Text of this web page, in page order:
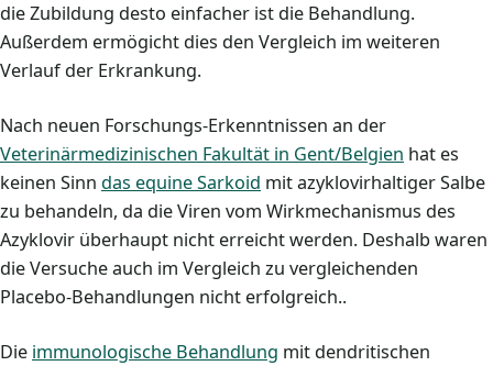
die Zubildung desto einfacher ist die Behandlung.
Außerdem ermögicht dies den Vergleich im weiteren
Verlauf der Erkrankung.
Nach neuen Forschungs-Erkenntnissen an der
Veterinärmedizinischen Fakultät in Gent/Belgien hat es
keinen Sinn das equine Sarkoid mit azyklovirhaltiger Salbe
zu behandeln, da die Viren vom Wirkmechanismus des
Azyklovir überhaupt nicht erreicht werden. Deshalb waren
die Versuche auch im Vergleich zu vergleichenden
Placebo-Behandlungen nicht erfolgreich..
Die immunologische Behandlung mit dendritischen